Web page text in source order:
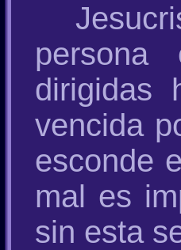
persona
dirigidas
vencida
esconde
mal es
sin esta